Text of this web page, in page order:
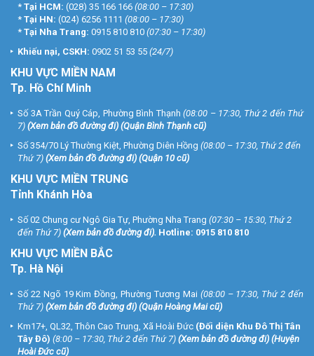
* Tại HCM: (028) 35 166 166 (08:00 – 17:30)
* Tại HN: (024) 6256 1111 (08:00 – 17:30)
* Tại Nha Trang: 0915 810 810 (07:30 – 17:30)
Khiếu nại, CSKH: 0902 51 53 55 (24/7)
KHU VỰC MIỀN NAM
Tp. Hồ Chí Minh
Số 3A Trần Quý Cáp, Phường Bình Thạnh (08:00 – 17:30, Thứ 2 đến Thứ
7) (Xem bản đồ đường đi) (Quận Bình Thạnh cũ)
Số 354/70 Lý Thường Kiệt, Phường Diên Hồng (08:00 – 17:30, Thứ 2 đến
Thứ 7) (Xem bản đồ đường đi) (Quận 10 cũ)
KHU VỰC MIỀN TRUNG
Tỉnh Khánh Hòa
Số 02 Chung cư Ngô Gia Tự, Phường Nha Trang (07:30 – 15:30, Thứ 2
đến Thứ 7) (Xem bản đồ đường đi). Hotline: 0915 810 810
KHU VỰC MIỀN BẮC
Tp. Hà Nội
Số 22 Ngõ 19 Kim Đồng, Phường Tương Mai (08:00 – 17:30, Thứ 2 đến
Thứ 7) (Xem bản đồ đường đi) (Quận Hoàng Mai cũ)
Km17+, QL32, Thôn Cao Trung, Xã Hoài Đức (Đối diện Khu Đô Thị Tân
Tây Đô) (8:00 – 17:30, Thứ 2 đến Thứ 7) (Xem bản đồ đường đi) (Huyện
Hoài Đức cũ)